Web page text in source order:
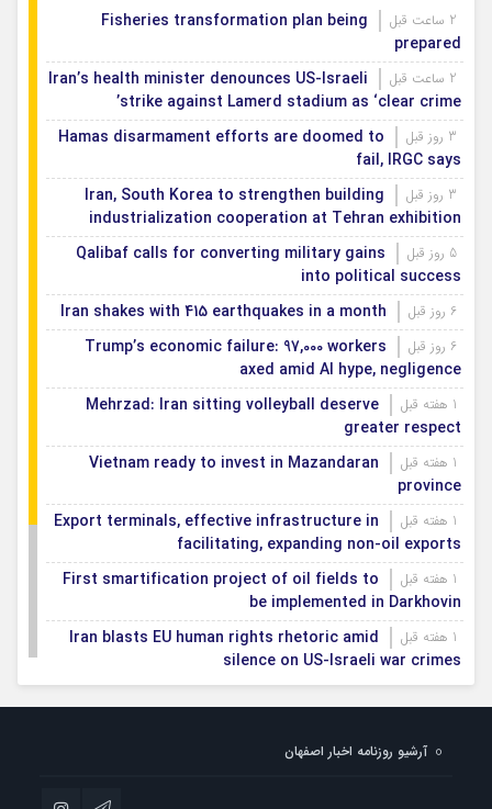
Fisheries transformation plan being
prepared
Iran’s health minister denounces US-Israeli
strike against Lamerd stadium as ‘clear crime’
Hamas disarmament efforts are doomed to
fail, IRGC says
Iran, South Korea to strengthen building
industrialization cooperation at Tehran exhibition
Qalibaf calls for converting military gains
into political success
Iran shakes with 415 earthquakes in a month
Trump’s economic failure: 97,000 workers
axed amid AI hype, negligence
Mehrzad: Iran sitting volleyball deserve
greater respect
Vietnam ready to invest in Mazandaran
province
Export terminals, effective infrastructure in
facilitating, expanding non-oil exports
First smartification project of oil fields to
be implemented in Darkhovin
Iran blasts EU human rights rhetoric amid
silence on US-Israeli war crimes
Iran, Armenia chart a new roadmap for
آرشیو روزنامه اخبار اصفهان